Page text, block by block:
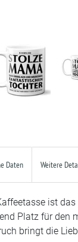
Daten Weitere
ist
Platz für den
bringt die